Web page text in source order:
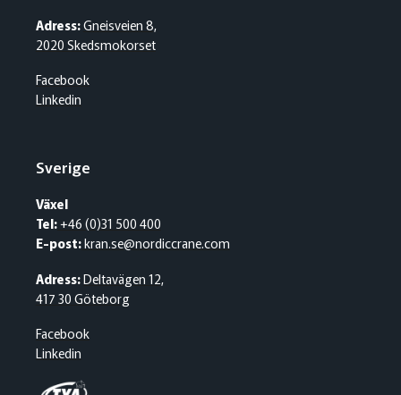
Adress:Gneisveien 8,
2020 Skedsmokorset
Facebook
Linkedin
Sverige
Växel
Tel:+46 (0)31 500 400
E-post:kran.se@nordiccrane.com
Adress:Deltavägen 12,
417 30 Göteborg
Facebook
Linkedin